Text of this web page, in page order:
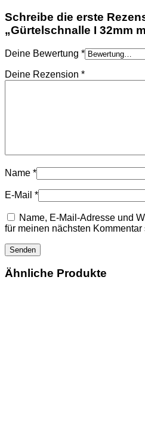
Schreibe die erste
„Gürtelschnalle I 32mm
Deine Bewertung *
Deine Rezension *
Name *
E-Mail *
Name, E-Mail-Adresse und
für meinen nächsten Kommentar
Ähnliche Produkte